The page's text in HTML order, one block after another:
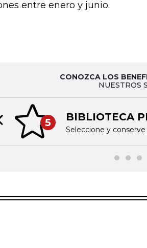
entre enero y junio.
CONOZCA LOS
NUESTROS
5 BIBLIOTECA
Seleccione y
slide